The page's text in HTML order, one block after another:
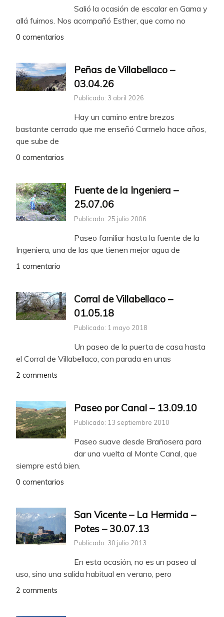
Salió la ocasión de escalar en Gama y
allá fuimos. Nos acompañó Esther, que como no
0 comentarios
Peñas de Villabellaco –
03.04.26
Publicado: 3 abril 2026
Hay un camino entre brezos
bastante cerrado que me enseñó Carmelo hace años,
que sube de
0 comentarios
Fuente de la Ingeniera –
25.07.06
Publicado: 25 julio 2006
Paseo familiar hasta la fuente de la
Ingeniera, una de las que tienen mejor agua de
1 comentario
Corral de Villabellaco –
01.05.18
Publicado: 1 mayo 2018
Un paseo de la puerta de casa hasta
el Corral de Villabellaco, con parada en unas
2 comments
Paseo por Canal – 13.09.10
Publicado: 13 septiembre 2010
Paseo suave desde Brañosera para
dar una vuelta al Monte Canal, que
siempre está bien.
0 comentarios
San Vicente – La Hermida –
Potes – 30.07.13
Publicado: 30 julio 2013
En esta ocasión, no es un paseo al
uso, sino una salida habitual en verano, pero
2 comments